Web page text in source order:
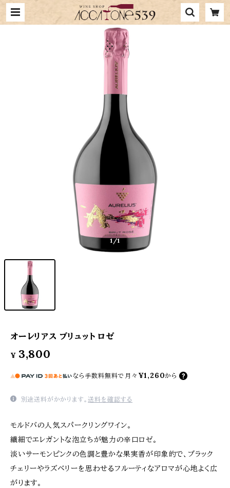
1/1
オーレリアス ブリュット ロゼ
¥ 3,800
なら 手数料無料で 月々 ¥1,260から
別途送料がかかります。送料を確認する
モルドバの人気スパークリングワイン。
繊細でエレガントな泡立ちが魅力の辛口ロゼ。
淡いサーモンピンクの色調と豊かな果実香が印象的で、ブラック
チェリーやラズベリーを思わせるフルーティなアロマが心地よく広
がります。